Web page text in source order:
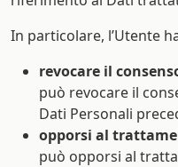
In particolare, l’Utente
revocare il
può revocare il
Dati Personali
opporsi al
può opporsi al